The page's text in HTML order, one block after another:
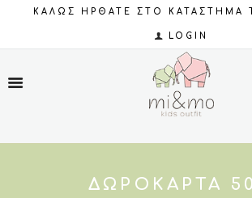
ΚΑΛΩΣ ΗΡΘΑΤΕ ΣΤΟ ΚΑΤΑΣΤΗΜΑ
LOGIN
ΔΩΡΟΚΆΡΤΑ